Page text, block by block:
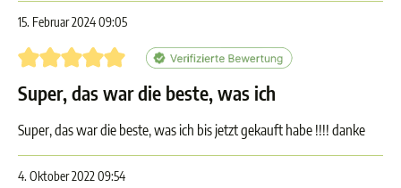
15. Februar 2024 09:05
Bewertung mit 5 von 5 Sternen
Super, das war die beste, was ich
Super, das war die beste, was ich bis jetzt gekauft habe !!!! danke
4. Oktober 2022 09:54